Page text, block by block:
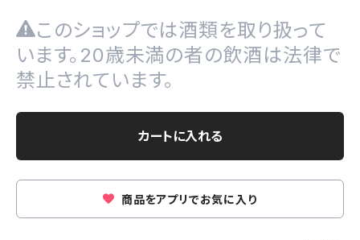
このショップでは酒類を取り扱って
います。20歳未満の者の飲酒は法律で
禁止されています。
カートに入れる
商品をアプリでお気に入り